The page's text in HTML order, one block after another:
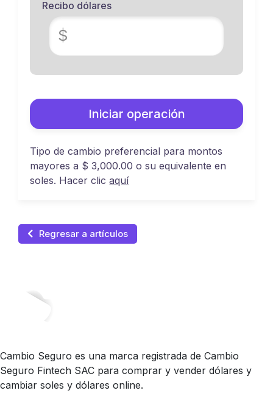
Recibo dólares
$
Iniciar operación
Tipo de cambio preferencial para montos
mayores a $ 3,000.00 o su equivalente en
soles. Hacer clicaquí
Regresar a artículos
Cambio Seguro es una marca registrada de Cambio
Seguro Fintech SAC para comprar y vender dólares y
cambiar soles y dólares online.